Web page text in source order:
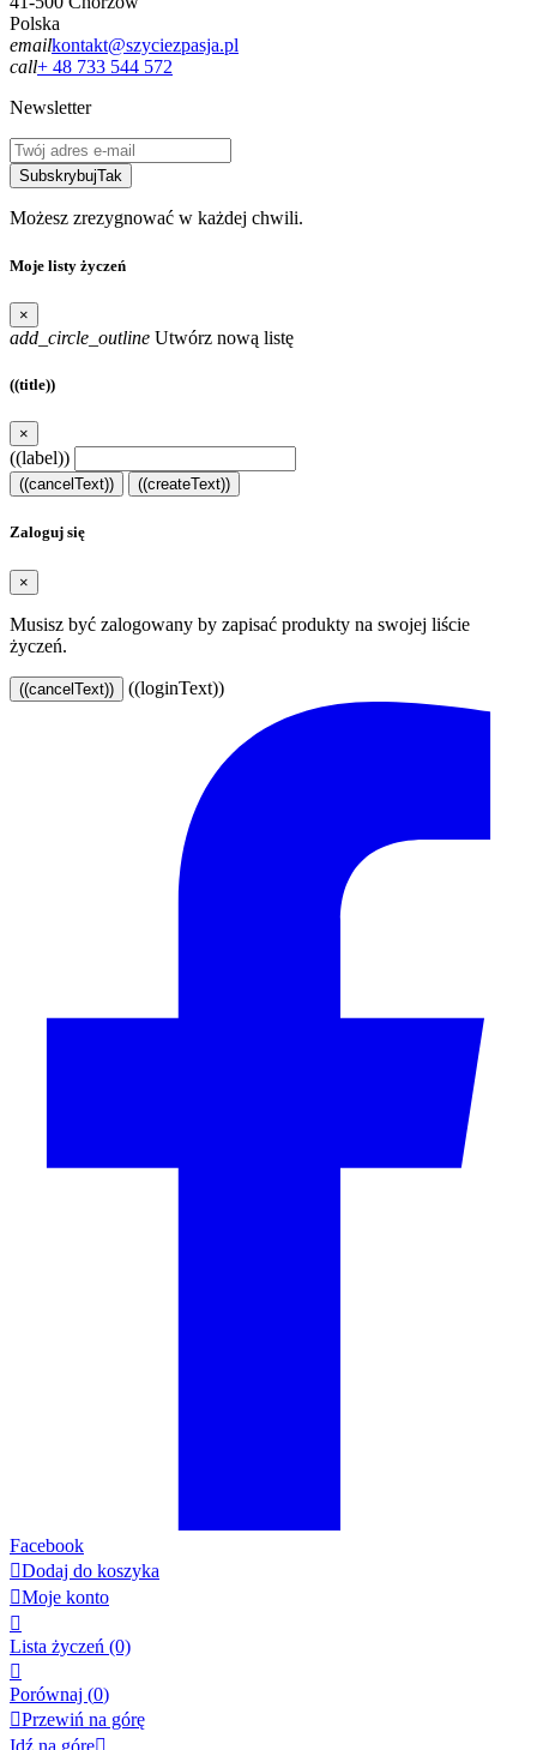
Polska
emailkontakt@szyciezpasja.pl
call+ 48 733 544 572
Newsletter
SubskrybujTak
Możesz zrezygnować w każdej chwili.
Moje listy życzeń
×
add_circle_outline Utwórz nową listę
((title))
×
((label))
((cancelText)) ((createText))
Zaloguj się
×
Musisz być zalogowany by zapisać produkty na swojej liście
życzeń.
((cancelText)) ((loginText))
Facebook
Dodaj do koszyka
Moje konto

Lista życzeń (0)

Porównaj (0)
Przewiń na górę
Idź na górę